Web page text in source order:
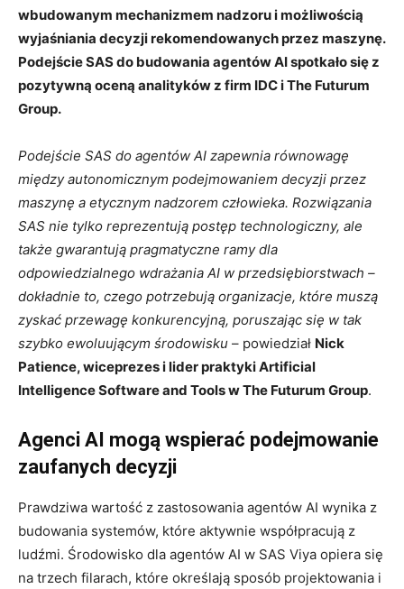
wbudowanym mechanizmem nadzoru i możliwością
wyjaśniania decyzji rekomendowanych przez maszynę.
Podejście SAS do budowania agentów AI spotkało się z
pozytywną oceną analityków z firm IDC i The Futurum
Group.
Podejście SAS do agentów AI zapewnia równowagę
między autonomicznym podejmowaniem decyzji przez
maszynę a etycznym nadzorem człowieka. Rozwiązania
SAS nie tylko reprezentują postęp technologiczny, ale
także gwarantują pragmatyczne ramy dla
odpowiedzialnego wdrażania AI w przedsiębiorstwach –
dokładnie to, czego potrzebują organizacje, które muszą
zyskać przewagę konkurencyjną, poruszając się w tak
szybko ewoluującym środowisku – powiedział Nick
Patience, wiceprezes i lider praktyki Artificial
Intelligence Software and Tools w The Futurum Group.
Agenci AI mogą wspierać podejmowanie
zaufanych decyzji
Prawdziwa wartość z zastosowania agentów AI wynika z
budowania systemów, które aktywnie współpracują z
ludźmi. Środowisko dla agentów AI w SAS Viya opiera się
na trzech filarach, które określają sposób projektowania i